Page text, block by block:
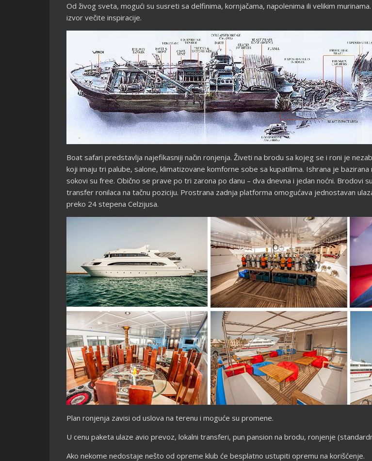
Od živog sveta, mogući su susreti sa delfinima, kornjačama, napolenima ili velikim
izvor večite inspiracije.
Boat safari predstavlja najefikasniji način ronjenja. Živeti na brodu sa kojeg se i roni je
koji imaju tri palube, salone, klimatizovane komforne sobe sa kupatilima. Ishrana je
sokovi su free. Obično se prave po tri zarona po danu – dva dnevna i jedan noćni. Brodovi
transfer ronilaca na tačnu poziciju. Prostrana zadnja platforma omogućava jednostavan
preko 24 stepena Celzijusa.
Plan ronjenja zavisi od uslova na terenu i moguće su promene.
U cenu paketa ulaze avio prevoz, lokalni transferi, pun pansion na brodu, ronjenje
Ako nekome nedostaje nešto od opreme klub će besplatno ustupiti opremu na korišćenje.